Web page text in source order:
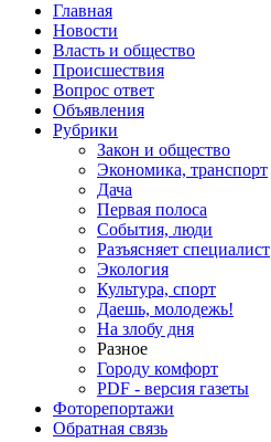
Главная
Новости
Власть и общество
Происшествия
Вопрос ответ
Объявления
Рубрики
Закон и общество
Экономика, транспорт
Дача
Первая полоса
События, люди
Разъясняет специалист
Экология
Культура, спорт
Даешь, молодежь!
На злобу дня
Разное
Городу комфорт
PDF - версия газеты
Фоторепортажи
Обратная связь